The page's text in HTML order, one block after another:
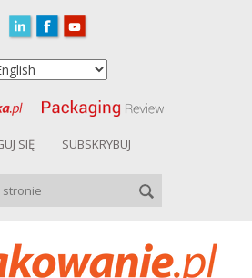
SIĘ SUBSKRYBUJ